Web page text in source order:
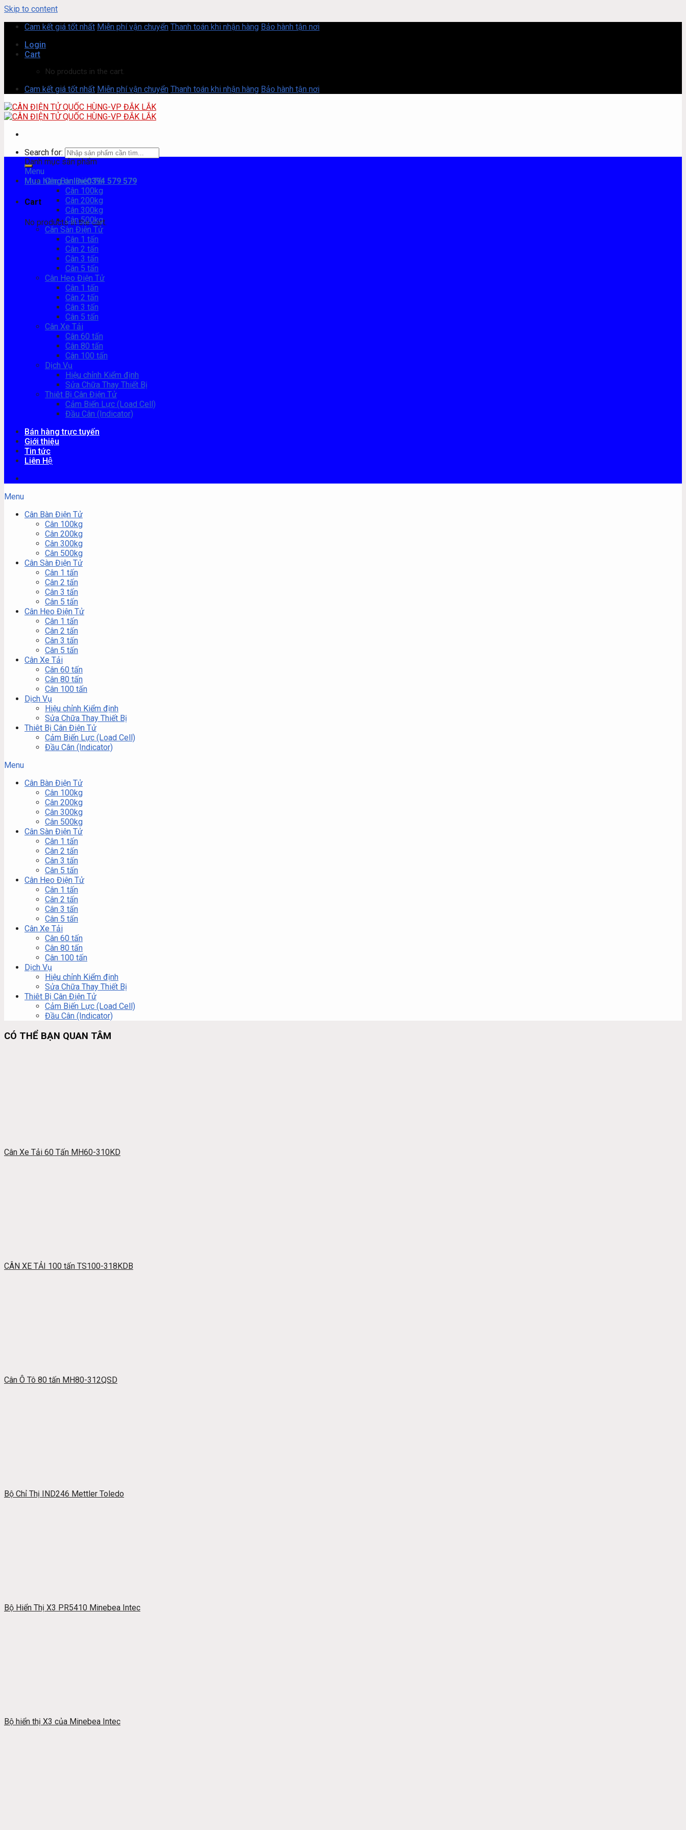
Skip to content
Cam kết giá tốt nhất Miễn phí vận chuyển Thanh toán khi nhận hàng Bảo hành tận nơi
Login
Cart
No products in the cart.
Cam kết giá tốt nhất Miễn phí vận chuyển Thanh toán khi nhận hàng Bảo hành tận nơi
Search for:
Mua hàng online0394 579 579
Cart
No products in the cart.
Danh mục sản phẩm
Menu
Cân Bàn Điện Tử
Cân 100kg
Cân 200kg
Cân 300kg
Cân 500kg
Cân Sàn Điện Tử
Cân 1 tấn
Cân 2 tấn
Cân 3 tấn
Cân 5 tấn
Cân Heo Điện Tử
Cân 1 tấn
Cân 2 tấn
Cân 3 tấn
Cân 5 tấn
Cân Xe Tải
Cân 60 tấn
Cân 80 tấn
Cân 100 tấn
Dịch Vụ
Hiệu chỉnh Kiểm định
Sửa Chữa Thay Thiết Bị
Thiêt Bị Cân Điện Tử
Cảm Biến Lực (Load Cell)
Đầu Cân (Indicator)
Bán hàng trực tuyến
Giới thiệu
Tin tức
Liên Hệ
Menu
Cân Bàn Điện Tử
Cân 100kg
Cân 200kg
Cân 300kg
Cân 500kg
Cân Sàn Điện Tử
Cân 1 tấn
Cân 2 tấn
Cân 3 tấn
Cân 5 tấn
Cân Heo Điện Tử
Cân 1 tấn
Cân 2 tấn
Cân 3 tấn
Cân 5 tấn
Cân Xe Tải
Cân 60 tấn
Cân 80 tấn
Cân 100 tấn
Dịch Vụ
Hiệu chỉnh Kiểm định
Sửa Chữa Thay Thiết Bị
Thiêt Bị Cân Điện Tử
Cảm Biến Lực (Load Cell)
Đầu Cân (Indicator)
Menu
Cân Bàn Điện Tử
Cân 100kg
Cân 200kg
Cân 300kg
Cân 500kg
Cân Sàn Điện Tử
Cân 1 tấn
Cân 2 tấn
Cân 3 tấn
Cân 5 tấn
Cân Heo Điện Tử
Cân 1 tấn
Cân 2 tấn
Cân 3 tấn
Cân 5 tấn
Cân Xe Tải
Cân 60 tấn
Cân 80 tấn
Cân 100 tấn
Dịch Vụ
Hiệu chỉnh Kiểm định
Sửa Chữa Thay Thiết Bị
Thiêt Bị Cân Điện Tử
Cảm Biến Lực (Load Cell)
Đầu Cân (Indicator)
CÓ THỂ BẠN QUAN TÂM
Cân Xe Tải 60 Tấn MH60-310KD
CÂN XE TẢI 100 tấn TS100-318KDB
Cân Ô Tô 80 tấn MH80-312QSD
Bộ Chỉ Thị IND246 Mettler Toledo
Bộ Hiển Thị X3 PR5410 Minebea Intec
Bộ hiển thị X3 của Minebea Intec